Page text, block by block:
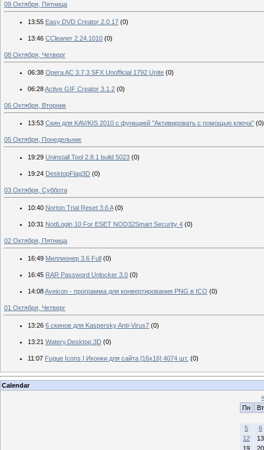
09 Октября, Пятница
13:55 Easy DVD Creator 2.0.17 (0)
13:46 CCleaner 2.24.1010 (0)
08 Октября, Четверг
06:38 Opera AC 3.7.3 SFX Unofficial 1792 Unite (0)
06:28Active GIF Creator 3.1.2 (0)
06 Октября, Вторник
13:53 Скин для KAV/KIS 2010 с функцией "Активировать с помощью ключа" (0)
05 Октября, Понедельник
19:29 Uninstall Tool 2.8.1 build 5023 (0)
19:24 DesktopFlag3D (0)
03 Октября, Суббота
10:40 Norton Trial Reset 3.6 A (0)
10:31 NodLogin 10 For ESET NOD32Smart Security 4 (0)
02 Октября, Пятница
16:49 Миллионер 3.6 Full (0)
16:45 RAR Password Unlocker 3.0 (0)
14:08Aveicon - программа для конвертирования PNG в ICO (0)
01 Октября, Четверг
13:26 6 скинов для Kaspersky Anti-Virus7 (0)
13:21 Watery.Desktop.3D (0)
11:07 Fugue Icons | Иконки для сайта [16x16] 4074 шт. (0)
Calendar
«
Пн
Вт
5
6
12
13
19
20